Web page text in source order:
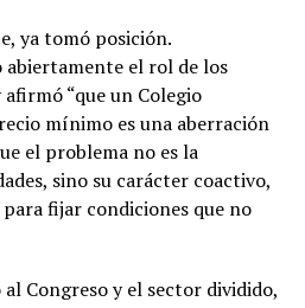
ya tomó posición.
el rol de los
“que un Colegio
mínimo es una aberración
el problema no es la
sino su carácter coactivo,
fijar condiciones que no
Congreso y el sector dividido,